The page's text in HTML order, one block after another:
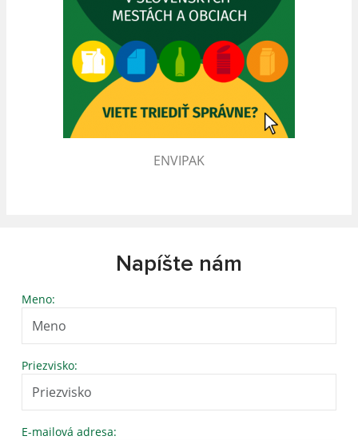
ENVIPAK
Napíšte nám
Meno:
Priezvisko:
E-mailová adresa: